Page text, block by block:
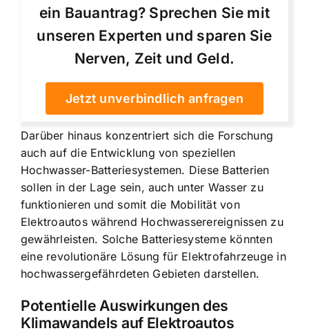
ein Bauantrag? Sprechen Sie mit
unseren Experten und sparen Sie
Nerven, Zeit und Geld.
Jetzt unverbindlich anfragen
Darüber hinaus konzentriert sich die Forschung
auch auf die Entwicklung von speziellen
Hochwasser-Batteriesystemen. Diese Batterien
sollen in der Lage sein, auch unter Wasser zu
funktionieren und somit die Mobilität von
Elektroautos während Hochwasserereignissen zu
gewährleisten. Solche Batteriesysteme könnten
eine revolutionäre Lösung für Elektrofahrzeuge in
hochwassergefährdeten Gebieten darstellen.
Potentielle Auswirkungen des
Klimawandels auf Elektroautos